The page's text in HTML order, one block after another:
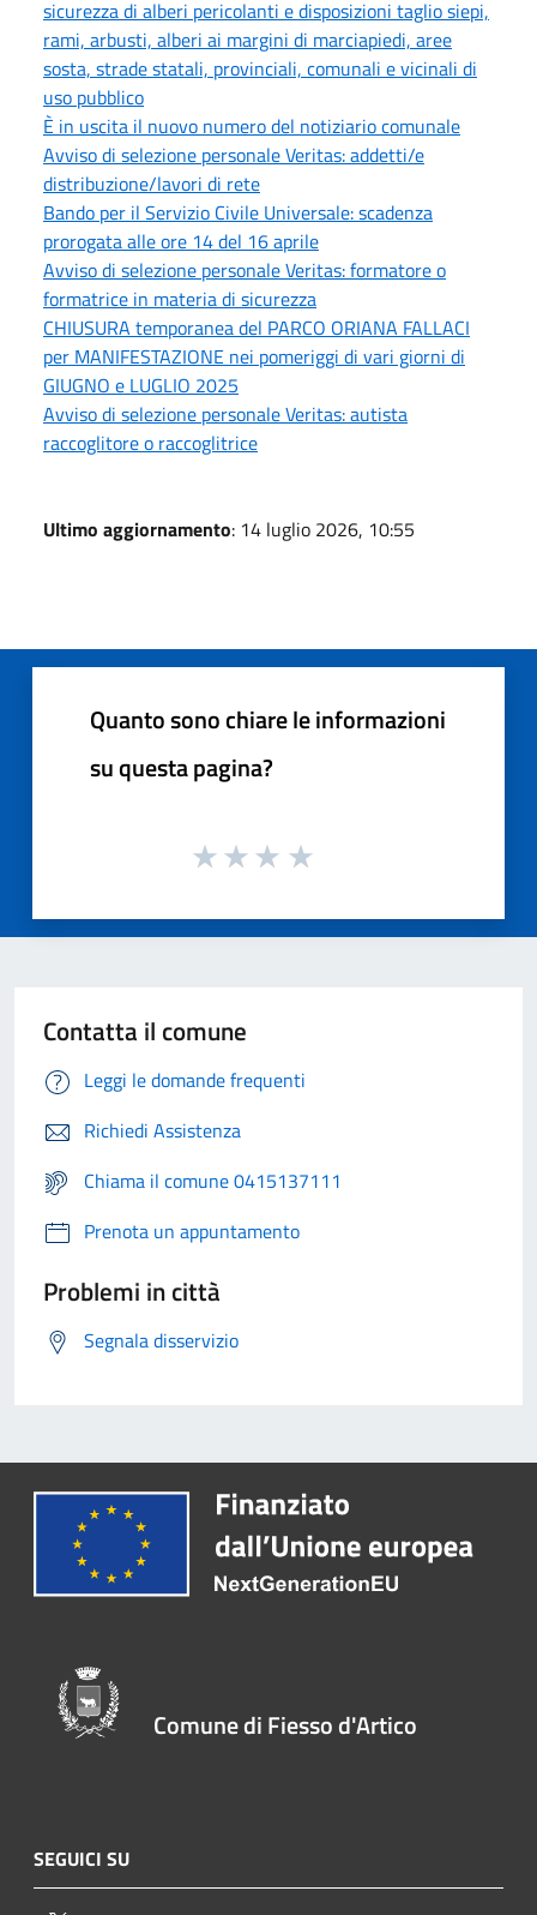
sicurezza di alberi pericolanti e disposizioni taglio siepi,
rami, arbusti, alberi ai margini di marciapiedi, aree
sosta, strade statali, provinciali, comunali e vicinali di
uso pubblico
È in uscita il nuovo numero del notiziario comunale
Avviso di selezione personale Veritas: addetti/e
distribuzione/lavori di rete
Bando per il Servizio Civile Universale: scadenza
prorogata alle ore 14 del 16 aprile
Avviso di selezione personale Veritas: formatore o
formatrice in materia di sicurezza
CHIUSURA temporanea del PARCO ORIANA FALLACI
per MANIFESTAZIONE nei pomeriggi di vari giorni di
GIUGNO e LUGLIO 2025
Avviso di selezione personale Veritas: autista
raccoglitore o raccoglitrice
Ultimo aggiornamento: 14 luglio 2026, 10:55
Quanto sono chiare le informazioni
su questa pagina?
Contatta il comune
Leggi le domande frequenti
Richiedi Assistenza
Chiama il comune 0415137111
Prenota un appuntamento
Problemi in città
Segnala disservizio
Comune di Fiesso d'Artico
SEGUICI SU